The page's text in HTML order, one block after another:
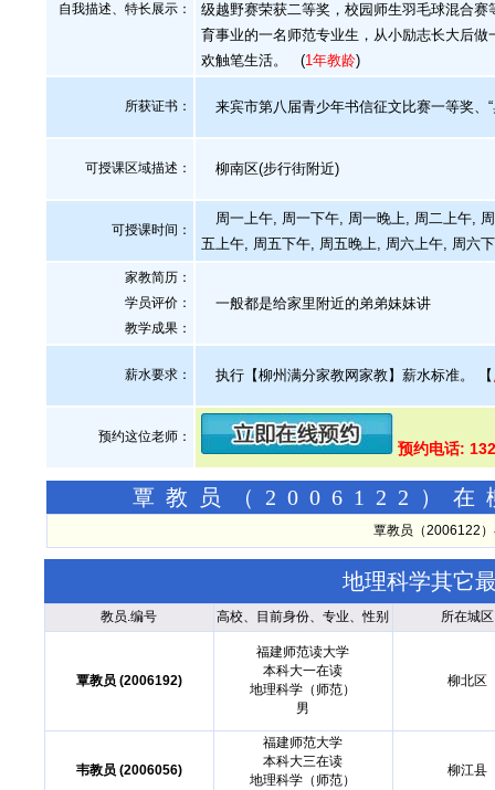
自我描述、特长展示 ：
级越野赛荣获二等奖，校园师生羽毛球混合
育事业的一名师范专业生，从小励志长大后
欢触笔生活。
(1年教龄)
所获证书 ： 来宾市第八届青少年书信征文比赛一等奖、
可授课区域描述： 柳南区(步行街附近)
可授课时间：
周一上午, 周一下午, 周一晚上, 周二上午,
五上午, 周五下午, 周五晚上, 周六上午, 周六
家教简历：
学员评价：
教学成果：
一般都是给家里附近的弟弟妹妹讲
薪水要求： 执行【柳州满分家教网家教】薪水标准。 【
预约这位老师：
预约电话:
覃教员（2006122）在
覃教员（2006122
地理科学其它
教员.编号 高校、目前身份、专业、性别 所在城区
覃教员 (2006192)
福建师范读大学
本科大一在读
地理科学（师范）
男
柳北区
韦教员 (2006056)
福建师范大学
本科大三在读
地理科学（师范）
柳江县